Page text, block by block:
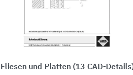
Fliesen und Platten (13 CAD-